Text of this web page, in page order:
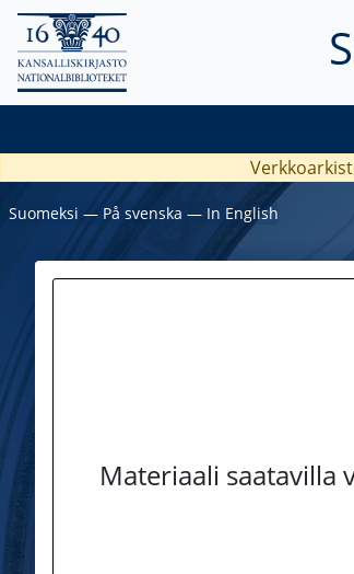
Suomeksi ― På svenska ― In English
Materiaali saatavilla